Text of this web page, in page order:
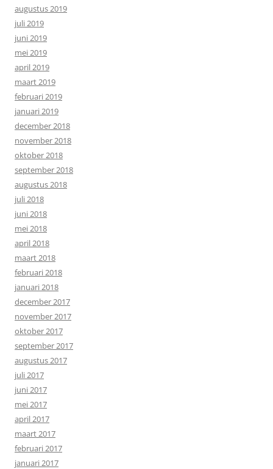
augustus 2019
juli 2019
juni 2019
mei 2019
april 2019
maart 2019
februari 2019
januari 2019
december 2018
november 2018
oktober 2018
september 2018
augustus 2018
juli 2018
juni 2018
mei 2018
april 2018
maart 2018
februari 2018
januari 2018
december 2017
november 2017
oktober 2017
september 2017
augustus 2017
juli 2017
juni 2017
mei 2017
april 2017
maart 2017
februari 2017
januari 2017